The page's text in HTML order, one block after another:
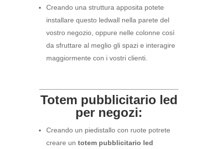
Creando una struttura apposita potete
installare questo ledwall nella parete del
vostro negozio, oppure nelle colonne così
da sfruttare al meglio gli spazi e interagire
maggiormente con i vostri clienti.
Totem pubblicitario led
per negozi:
Creando un piedistallo con ruote potrete
creare un totem pubblicitario led